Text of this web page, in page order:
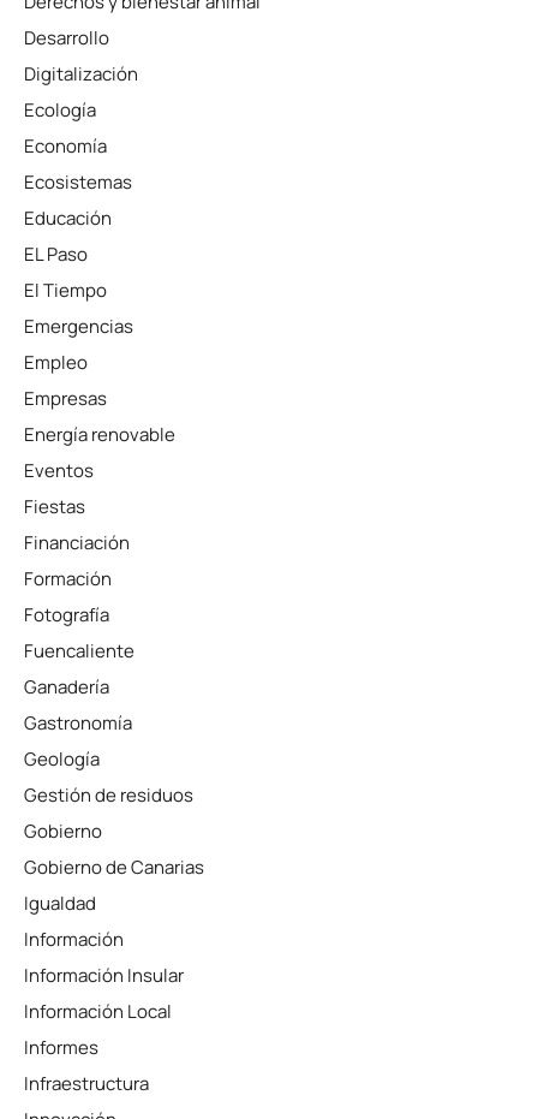
Desarrollo
Digitalización
Ecología
Economía
Ecosistemas
Educación
EL Paso
El Tiempo
Emergencias
Empleo
Empresas
Energía renovable
Eventos
Fiestas
Financiación
Formación
Fotografía
Fuencaliente
Ganadería
Gastronomía
Geología
Gestión de residuos
Gobierno
Gobierno de Canarias
Igualdad
Información
Información Insular
Información Local
Informes
Infraestructura